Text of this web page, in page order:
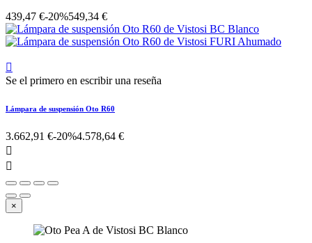
439,47 €-20%549,34 €

Se el primero en escribir una reseña
Lámpara de suspensión Oto R60
3.662,91 €-20%4.578,64 €


×